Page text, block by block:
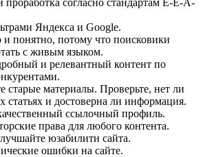
Яндекса и Google.
понятно, потому что поисковики
с живым языком.
и релевантный контент по
старые материалы. Проверьте, нет ли
и достоверна ли информация.
ссылочный профиль.
права для любого контента.
юзабилити сайта.
ошибки на сайте.